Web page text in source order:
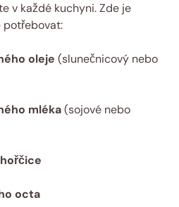
v každé kuchyni. Zde je
potřebovat:
oleje (slunečnicový nebo
mléka(sojové nebo
octa